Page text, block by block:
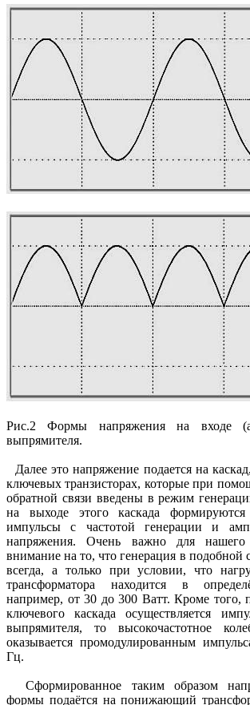
Рис.2 Формы напряжения на входе
выпрямителя.
Далее это напряжение подается на
ключевых транзисторах, которые при
обратной связи введены в режим
на выходе этого каскада формируются
импульсы с частотой генерации и
напряжения. Очень важно для нашего
внимание на то, что генерация в подобной
всегда, а только при условии, что
трансформатора находится в
например, от 30 до 300 Ватт. Кроме того,
ключевого каскада осуществляется
выпрямителя, то высокочастотное
оказывается промодулированным
Гц.
Сформированное таким образом
формы подаётся на понижающий